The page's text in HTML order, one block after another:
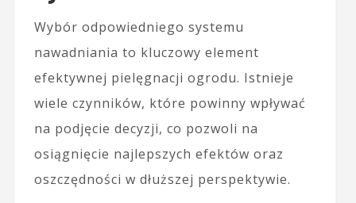
Wybór odpowiedniego systemu
nawadniania to kluczowy element
efektywnej pielęgnacji ogrodu. Istnieje
wiele czynników, które powinny wpływać
na podjęcie decyzji, co pozwoli na
osiągnięcie najlepszych efektów oraz
oszczędności w dłuższej perspektywie.